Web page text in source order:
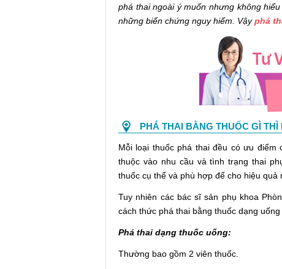
phá thai ngoài ý muốn nhưng không
những biến chứng nguy hiểm. Vậyphá
PHÁ THAI BẰNG THUỐC GÌ
Mỗi loại thuốc phá thai đều có ưu
thuộc vào nhu cầu và tình trạng thai
thuốc cụ thể và phù hợp để cho hiệu quả
Tuy nhiên các bác sĩ sản phụ khoa
cách thức phá thai bằng thuốc dạng
Phá thai dạng thuốc uống:
Thường bao gồm 2 viên thuốc.